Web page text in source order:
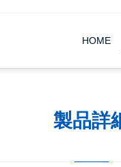
HOME
製品詳